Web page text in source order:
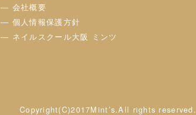
― 会社概要
― 個人情報保護方針
― ネイルスクール大阪 ミンツ
Copyright(C)2017Mint’s.All rights reserved.